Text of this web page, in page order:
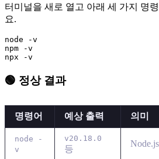
터미널을 새로 열고 아래 세 가지 명
요.
node -v
npm -v
🟢 정상 결과
명령어 예상 출력 의미
node -
v
v20.18.0
등